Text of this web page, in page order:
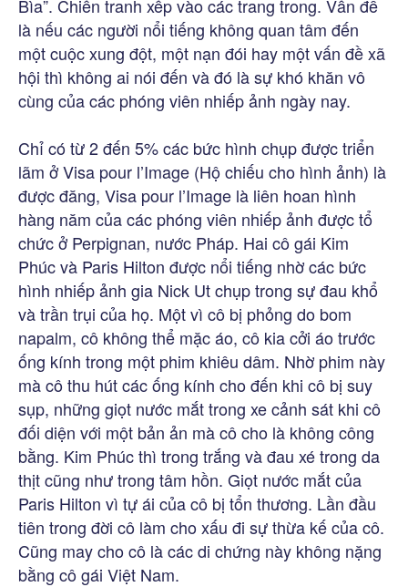
Bìa”. Chiến tranh xếp vào các trang trong. Vấn đề
là nếu các người nổi tiếng không quan tâm đến
một cuộc xung đột, một nạn đói hay một vấn đề xã
hội thì không ai nói đến và đó là sự khó khăn vô
cùng của các phóng viên nhiếp ảnh ngày nay.
Chỉ có từ 2 đến 5% các bức hình chụp được triển
lãm ở Visa pour l’Image (Hộ chiếu cho hình ảnh) là
được đăng, Visa pour l’Image là liên hoan hình
hàng năm của các phóng viên nhiếp ảnh được tổ
chức ở Perpignan, nước Pháp. Hai cô gái Kim
Phúc và Paris Hilton được nổi tiếng nhờ các bức
hình nhiếp ảnh gia Nick Ut chụp trong sự đau khổ
và trần trụi của họ. Một vì cô bị phỏng do bom
napalm, cô không thể mặc áo, cô kia cởi áo trước
ống kính trong một phim khiêu dâm. Nhờ phim này
mà cô thu hút các ống kính cho đến khi cô bị suy
sụp, những giọt nước mắt trong xe cảnh sát khi cô
đối diện với một bản ản mà cô cho là không công
bằng. Kim Phúc thì trong trắng và đau xé trong da
thịt cũng như trong tâm hồn. Giọt nước mắt của
Paris Hilton vì tự ái của cô bị tổn thương. Lần đầu
tiên trong đời cô làm cho xấu đi sự thừa kế của cô.
Cũng may cho cô là các di chứng này không nặng
bằng cô gái Việt Nam.